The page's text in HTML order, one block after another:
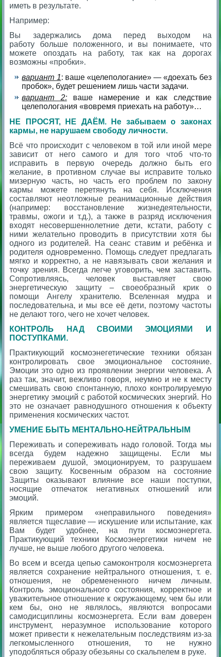
иметь в результате.
Например:
Вы задержались дома перед выходом на
работу больше положенного, и вы понимаете, что
можете опоздать на работу, так как на дорогах
возможны «пробки».
вариант 1: ваше «целепологание» — «доехать без
пробок», будет решением лишь части задачи.
вариант 2:ваше намерение и как следствие
целепологания «вовремя приехать на работу»…
НЕ ПРОСЯТ, НЕ ДАЁМ.
Не забываем о законах
кармы, не нарушаем свободу личности.
Всё что происходит с человеком в той или иной мере
зависит от него самого и для того чтоб что-то
исправить в первую очередь должно быть его
желание, в противном случае вы исправите только
мизерную часть, но часть его проблем по закону
кармы можете перетянуть на себя. Исключения
составляют неотложные реанимационные действия
(например: восстановление жизнедеятельности,
травмы, ожоги и т.д.), а также в разряд исключения
входят несовершеннолетние дети, кстати, работу с
ними желательно проводить в присутствии хотя бы
одного из родителей. На сеанс ставим и ребёнка и
родителя одновременно. Помощь следует предлагать
мягко и корректно, а не навязывать свои желания и
точку зрения. Всегда легче уговорить, чем заставить.
Сопротивляясь, человек выставляет свою
энергетическую защиту – своеобразный крик о
помощи Ангелу хранителю. Вселенная мудра и
последовательна, и мы все её дети, поэтому частоты
не делают того, чего не хочет человек.
КОНТРОЛЬ НАД СВОИМИ ЭМОЦИЯМИ И
ПОСТУПКАМИ.
Практикующий космоэнегетические техники обязан
контролировать свое эмоциональное состояние.
Эмоции это одно из проявлении энергии человека. А
раз так, значит, вежливо говоря, неумно и не к месту
смешивать свою спонтанную, плохо контролируемую
энергетику эмоций с работой космических энергий. Но
это не означает равнодушного отношения к объекту
применения космических частот.
УМЕНИЕ БЫТЬ МЕНТАЛЬНО-НЕЙТРАЛЬНЫМ
Переживать и сопереживать надо головой. Тогда мы
всегда будем надежно защищены. Если мы
переживаем душой, эмоционируем, то разрушаем
свою защиту. Косвенным образом на состояние
Защиты оказывают влияние все наши поступки,
носящие отпечаток негативных отношений или
эмоций.
Ярким примером «неправильного поведения»
является тщеславие — искушение или испытание, как
Вам будет удобнее, на пути космоэнергета.
Практикующий техники Космоэнергетики ничем не
лучше, не выше любого другого человека.
Во всем и всегда цепью самоконтроля космоэнергета
является сохранение нейтрального отношения, т. е.
отношения, не обремененного ничем личным.
Контроль эмоционального состояния, корректное и
уважительное отношение к окружающему, чем бы или
кем бы, оно не являлось, являются вопросами
самодисциплины космоэнергета. Если вам доверен
инструмент, неразумное использование которого
может привести к нежелательным последствиям из-за
легкомысленного отношения, то не нужно
уподобляться образу обезьяны со скальпелем в руке.